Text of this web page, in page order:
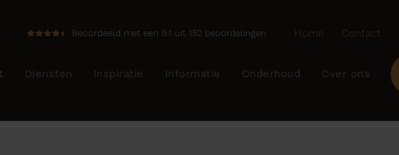
Beoordeeld met een 9.1 uit 152 beoordelingen Home Contact
Diensten Inspiratie Informatie Onderhoud Over ons